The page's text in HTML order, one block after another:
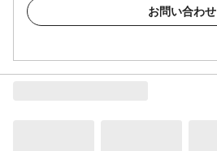
お問い合わせ